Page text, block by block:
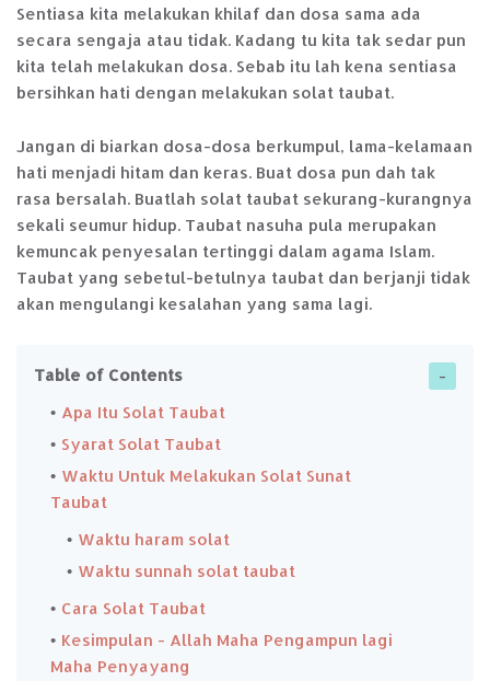
Sentiasa kita melakukan khilaf dan dosa sama ada
secara sengaja atau tidak. Kadang tu kita tak sedar pun
kita telah melakukan dosa. Sebab itu lah kena sentiasa
bersihkan hati dengan melakukan solat taubat.
Jangan di biarkan dosa-dosa berkumpul, lama-kelamaan
hati menjadi hitam dan keras. Buat dosa pun dah tak
rasa bersalah. Buatlah solat taubat sekurang-kurangnya
sekali seumur hidup. Taubat nasuha pula merupakan
kemuncak penyesalan tertinggi dalam agama Islam.
Taubat yang sebetul-betulnya taubat dan berjanji tidak
akan mengulangi kesalahan yang sama lagi.
Table of Contents
Apa Itu Solat Taubat
Syarat Solat Taubat
Waktu Untuk Melakukan Solat Sunat
Taubat
Waktu haram solat
Waktu sunnah solat taubat
Cara Solat Taubat
Kesimpulan - Allah Maha Pengampun lagi
Maha Penyayang